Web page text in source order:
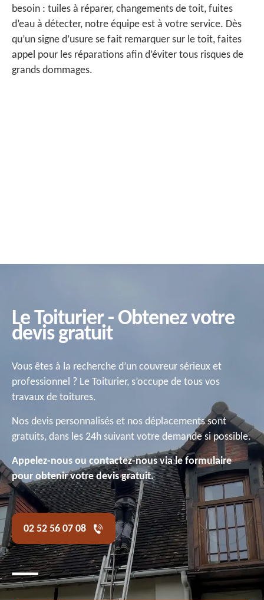
besoin : tuiles à réparer, changements de toit, fuites
d’eau à détecter, notre équipe est à votre service. Dès
qu’un signe d’usure se fait remarquer sur le toit, faites
appel pour les réparations afin d’éviter tous risques de
grands dommages.
Le Toiturier - Obtenez votre
devis gratuit
Vous êtes à la recherche d’un couvreur sérieux et
professionnel ? Le Toiturier, s’occupe de tous vos
travaux de toitures.
Nos devis personnalisés et nos déplacements sont
gratuits, dans les 24h suivant votre demande si possible.
Appelez-nous ou contactez-nous via le formulaire
pour obtenir votre devis gratuit.
02 52 56 07 08